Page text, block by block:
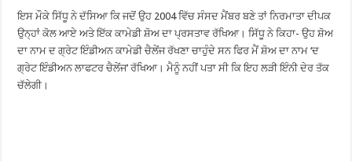
ਇਸ ਮੌਕੇ ਸਿੱਧੂ ਨੇ ਦੱਸਿਆ ਕਿ ਜਦੋਂ ਉਹ 2004 ਵਿੱਚ ਸੰਸਦ ਮੈਂਬਰ ਬਣੇ ਤਾਂ ਨਿਰਮਾਤਾ ਦੀਪਕ
ਉਨ੍ਹਾਂ ਕੋਲ ਆਏ ਅਤੇ ਇੱਕ ਕਾਮੇਡੀ ਸ਼ੋਅ ਦਾ ਪ੍ਰਸਤਾਵ ਰੱਖਿਆ। ਸਿੱਧੂ ਨੇ ਕਿਹਾ- ਉਹ ਸ਼ੋਅ
ਦਾ ਨਾਮ ਦ ਗ੍ਰੇਟ ਇੰਡੀਅਨ ਕਾਮੇਡੀ ਚੈਲੇਂਜ ਰੱਖਣਾ ਚਾਹੁੰਦੇ ਸਨ ਫਿਰ ਮੈਂ ਸ਼ੋਅ ਦਾ ਨਾਮ ‘ਦ
ਗ੍ਰੇਟ ਇੰਡੀਅਨ ਲਾਫਟਰ ਚੈਲੇਂਜ’ ਰੱਖਿਆ। ਮੈਨੂੰ ਨਹੀਂ ਪਤਾ ਸੀ ਕਿ ਇਹ ਲੜੀ ਇੰਨੀ ਦੇਰ ਤੱਕ
ਚੱਲੇਗੀ।